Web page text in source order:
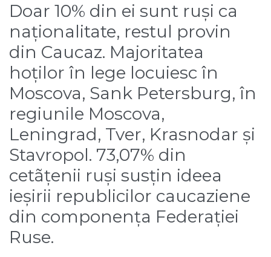
Doar 10% din ei sunt ruși ca
naționalitate, restul provin
din Caucaz. Majoritatea
hoților în lege locuiesc în
Moscova, Sank Petersburg, în
regiunile Moscova,
Leningrad, Tver, Krasnodar și
Stavropol. 73,07% din
cetãțenii ruși susțin ideea
ieșirii republicilor caucaziene
din componența Federației
Ruse.